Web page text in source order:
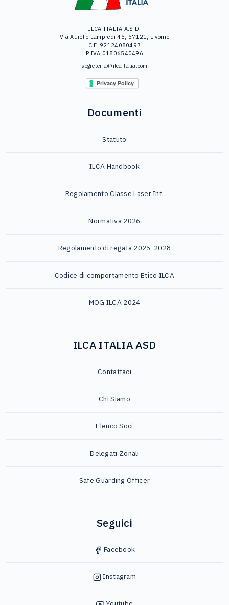
ILCA ITALIA A.S.D.
Via Aurelio Lampredi 45, 57121, Livorno
C.F. 92124080497
P.IVA 01806540496
segreteria@ilcaitalia.com
Documenti
Statuto
ILCA Handbook
Regolamento Classe Laser Int.
Normativa 2026
Regolamento di regata 2025-2028
Codice di comportamento Etico ILCA
MOG ILCA 2024
ILCA ITALIA ASD
Contattaci
Chi Siamo
Elenco Soci
Delegati Zonali
Safe Guarding Officer
Seguici
Facebook
Instagram